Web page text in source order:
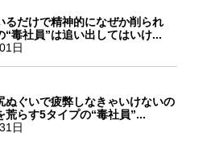
るだけで精神的になぜか削られ
毒社員”は追い出してはいけ...
日
ぬぐいで疲弊しなきゃいけないの
らす5タイプの“毒社員”...
日